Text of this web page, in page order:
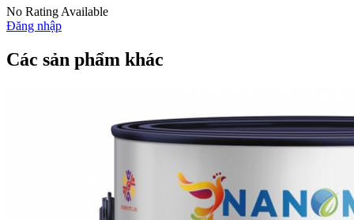
No Rating Available
Đăng nhập
Các sản phẩm khác